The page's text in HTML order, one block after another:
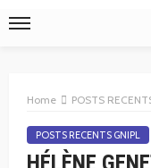
Home POSTS
POSTS RECENTS GNIPL